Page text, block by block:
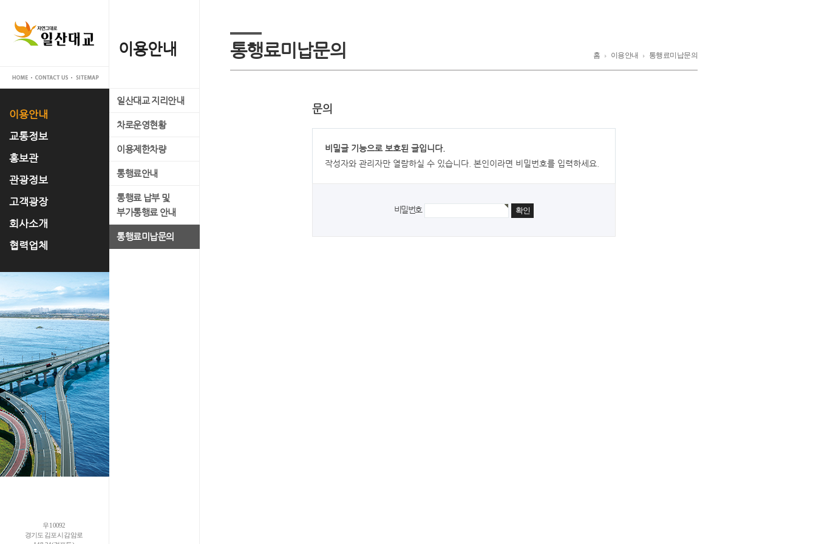
이용안내
이용안내
일산대교 지리안내
차로운영현황
이용제한차량
통행료안내
통행료 납부 및
부가통행료 안내
통행료미납문의
교통정보
교통정보
실시간 교통정보
교통관리 시스템 소개
홍보관
홍보관
일산대교 갤러리
홍보 동영상
언론 속 일산대교
자료실
관광정보
관광정보
관광명소
축제정보
문화유적
맛집정보
고객광장
고객광장
공지사항
고객의 소리
FAQ
회사소개
회사소개
대표이사 인사말
사업개요
사업추진경과
운영조직
경영공시
협력업체
협력업체
입찰공고
우 10092
경기도 김포시 감암로
통행료미납문의 홈 이용안내 통행료미납문의
문의
비밀글 기능으로 보호된 글입니다.
작성자와 관리자만 열람하실 수 있습니다. 본인이라면 비밀번호를 입력하세요.
비밀번호